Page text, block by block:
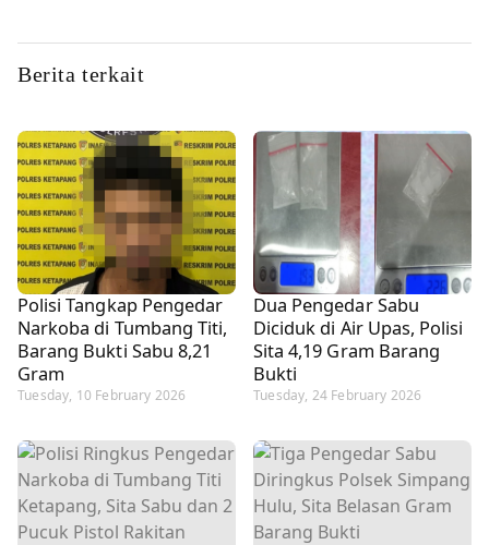
Berita terkait
Polisi Tangkap Pengedar
Narkoba di Tumbang Titi,
Barang Bukti Sabu 8,21
Gram
Tuesday, 10 February 2026
Dua Pengedar Sabu
Diciduk di Air Upas, Polisi
Sita 4,19 Gram Barang
Bukti
Tuesday, 24 February 2026